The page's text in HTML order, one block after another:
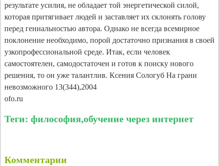
результате усилия, не обладает той энергетической силой,
которая притягивает людей и заставляет их склонять голову
перед гениальностью автора. Однако не всегда всемирное
поклонение необходимо, порой достаточно признания в своей
узкопрофессиональной среде. Итак, если человек
самостоятелен, самодостаточен и готов к поиску нового
решения, то он уже талантлив. Ксения Сологуб На грани
невозможного 13(344),2004
ofo.ru
Теги: философия,обучение через интернет
Комментарии